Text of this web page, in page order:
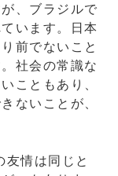
、ブラジルで
います。日本
前でないこと
社会の常識な
こともあり、
ないことが、
情は同じと